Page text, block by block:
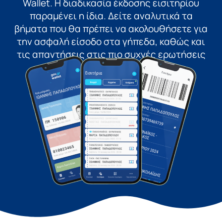
Wallet. Η διαδικασία έκδοσης εισιτηρίου
παραμένει η ίδια. Δείτε αναλυτικά τα
βήματα που θα πρέπει να ακολουθήσετε για
την ασφαλή είσοδο στα γήπεδα, καθώς και
τις απαντήσεις στις πιο συχνές ερωτήσεις